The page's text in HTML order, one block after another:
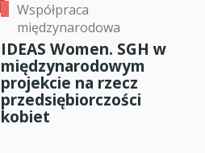
Współpraca
międzynarodowa
IDEAS Women. SGH w
międzynarodowym
projekcie na rzecz
przedsiębiorczości
kobiet